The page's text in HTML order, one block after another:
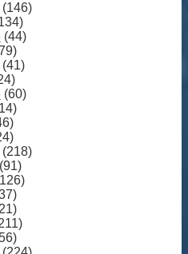
(146)
(44)
(41)
(60)
(218)
(91)